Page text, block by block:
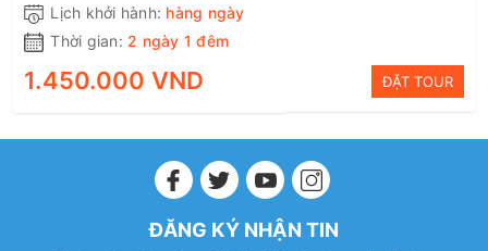
Lịch khởi hành: hàng ngày
Thời gian: 2 ngày 1 đêm
1.450.000 VND ĐẶT TOUR
ĐĂNG KÝ NHẬN TIN